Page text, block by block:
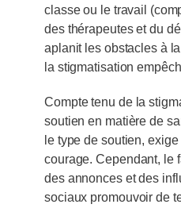
classe ou le travail
des thérapeutes et du
aplanit les obstacles à
la stigmatisation
Compte tenu de la
soutien en matière de
le type de soutien,
courage. Cependant, le
des annonces et des
sociaux promouvoir de